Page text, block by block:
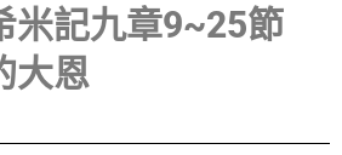
米記九章9~25節
大恩